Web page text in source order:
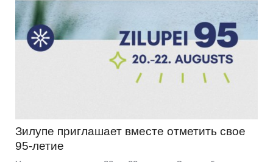
Зилупе приглашает вместе отметить свое
95-летие